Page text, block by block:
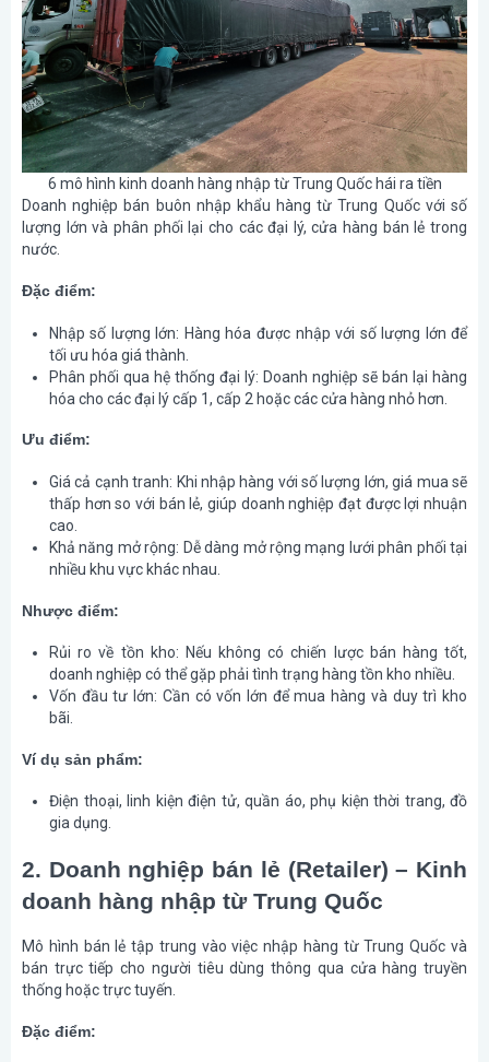
6 mô hình kinh doanh hàng nhập từ Trung Quốc hái ra tiền
Doanh nghiệp bán buôn nhập khẩu hàng từ Trung Quốc với số
lượng lớn và phân phối lại cho các đại lý, cửa hàng bán lẻ trong
nước.
Đặc điểm:
Nhập số lượng lớn: Hàng hóa được nhập với số lượng lớn để
tối ưu hóa giá thành.
Phân phối qua hệ thống đại lý: Doanh nghiệp sẽ bán lại hàng
hóa cho các đại lý cấp 1, cấp 2 hoặc các cửa hàng nhỏ hơn.
Ưu điểm:
Giá cả cạnh tranh: Khi nhập hàng với số lượng lớn, giá mua sẽ
thấp hơn so với bán lẻ, giúp doanh nghiệp đạt được lợi nhuận
cao.
Khả năng mở rộng: Dễ dàng mở rộng mạng lưới phân phối tại
nhiều khu vực khác nhau.
Nhược điểm:
Rủi ro về tồn kho: Nếu không có chiến lược bán hàng tốt,
doanh nghiệp có thể gặp phải tình trạng hàng tồn kho nhiều.
Vốn đầu tư lớn: Cần có vốn lớn để mua hàng và duy trì kho
bãi.
Ví dụ sản phẩm:
Điện thoại, linh kiện điện tử, quần áo, phụ kiện thời trang, đồ
gia dụng.
2. Doanh nghiệp bán lẻ (Retailer) – Kinh
doanh hàng nhập từ Trung Quốc
Mô hình bán lẻ tập trung vào việc nhập hàng từ Trung Quốc và
bán trực tiếp cho người tiêu dùng thông qua cửa hàng truyền
thống hoặc trực tuyến.
Đặc điểm: